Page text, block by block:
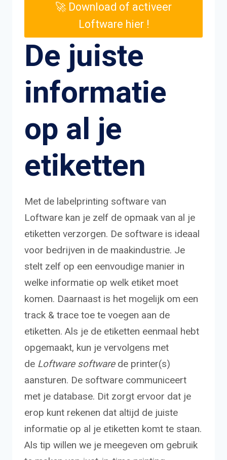
🚀 Download of activeer
Loftware hier !
De juiste
informatie
op al je
etiketten
Met de labelprinting software van
Loftware kan je zelf de opmaak van al je
etiketten verzorgen. De software is ideaal
voor bedrijven in de maakindustrie. Je
stelt zelf op een eenvoudige manier in
welke informatie op welk etiket moet
komen. Daarnaast is het mogelijk om een
track & trace toe te voegen aan de
etiketten. Als je de etiketten eenmaal hebt
opgemaakt, kun je vervolgens met
de Loftware softwarede printer(s)
aansturen. De software communiceert
met je database. Dit zorgt ervoor dat je
erop kunt rekenen dat altijd de juiste
informatie op al je etiketten komt te staan.
Als tip willen we je meegeven om gebruik